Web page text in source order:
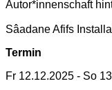
Autor*innenschaft
Sâadane Afifs
Termin
Fr 12.12.2025 - So